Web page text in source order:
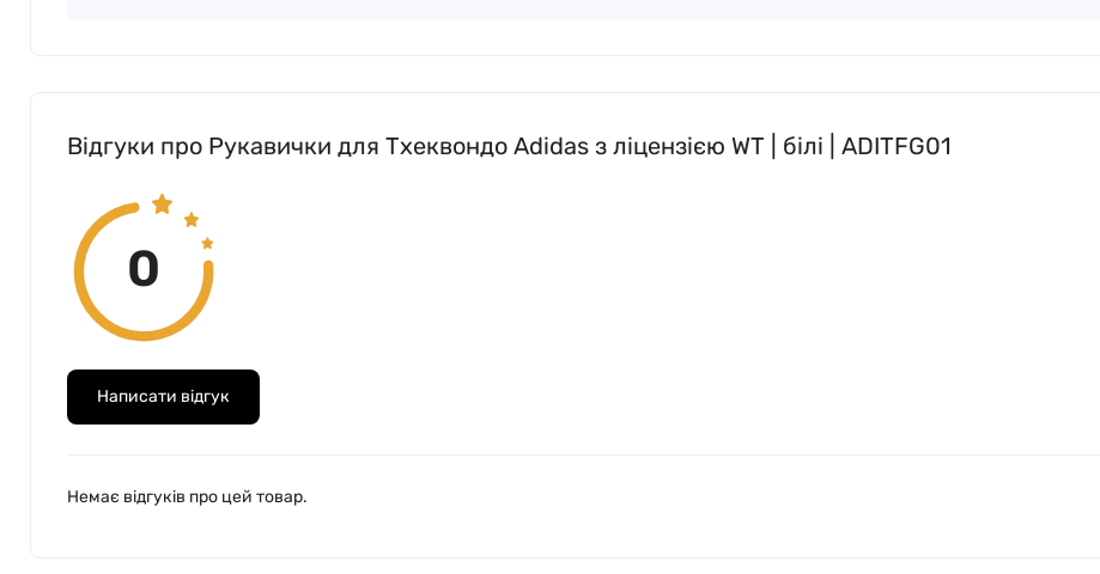
Відгуки про Рукавички для Тхеквондо Adidas з ліцензією WT | білі | ADITFG01
0
Написати відгук
Немає відгуків про цей товар.